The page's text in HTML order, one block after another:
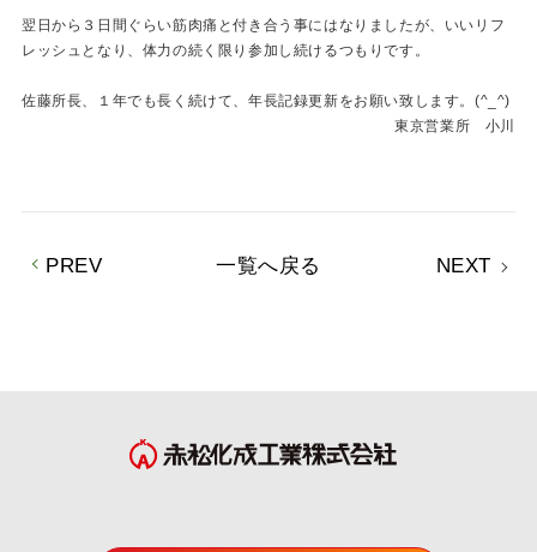
翌日から３日間ぐらい筋肉痛と付き合う事にはなりましたが、いいリフ
レッシュとなり、体力の続く限り参加し続けるつもりです。
佐藤所長、１年でも長く続けて、年長記録更新をお願い致します。(^_^)
東京営業所 小川
PREV 一覧へ戻る NEXT